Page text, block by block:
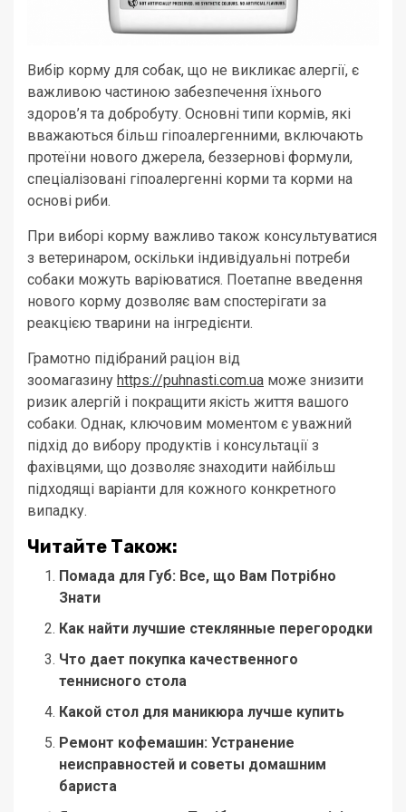
Вибір корму для собак, що не викликає алергії, є
важливою частиною забезпечення їхнього
здоров’я та добробуту. Основні типи кормів, які
вважаються більш гіпоалергенними, включають
протеїни нового джерела, беззернові формули,
спеціалізовані гіпоалергенні корми та корми на
основі риби.
При виборі корму важливо також консультуватися
з ветеринаром, оскільки індивідуальні потреби
собаки можуть варіюватися. Поетапне введення
нового корму дозволяє вам спостерігати за
реакцією тварини на інгредієнти.
Грамотно підібраний раціон від
зоомагазину https://puhnasti.com.ua може знизити
ризик алергій і покращити якість життя вашого
собаки. Однак, ключовим моментом є уважний
підхід до вибору продуктів і консультації з
фахівцями, що дозволяє знаходити найбільш
підходящі варіанти для кожного конкретного
випадку.
Читайте Також:
Помада для Губ: Все, що Вам Потрібно
Знати
Как найти лучшие стеклянные перегородки
Что дает покупка качественного
теннисного стола
Какой стол для маникюра лучше купить
Ремонт кофемашин: Устранение
неисправностей и советы домашним
бариста